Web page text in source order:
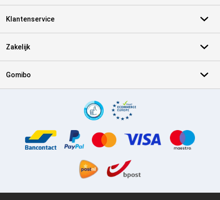
Klantenservice
Zakelijk
Gomibo